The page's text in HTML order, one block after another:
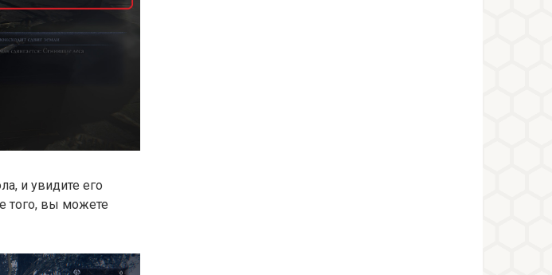
и увидите его
того, вы можете